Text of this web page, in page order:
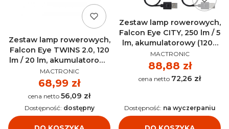
Zestaw lamp rowerowych,
Falcon Eye TWINS 2.0, 120
lm / 20 lm, akumulatorowy
(300 mAh) MACTRONIC -
FBS0071
PRODUCENT
MACTRONIC
Cena
68,99 zł
Cena 56,09 zł
Dostępność: dostępny
Zestaw lamp rowerowych,
Falcon Eye CITY, 250 lm / 5
lm, akumulatorowy (1200
mAh, / 240 mAh)
MACTRONIC - FBS0081
PRODUCENT
MACTRONIC
Cena
88,88 zł
Cena 72,26 zł
Dostępność: na wyczerpaniu